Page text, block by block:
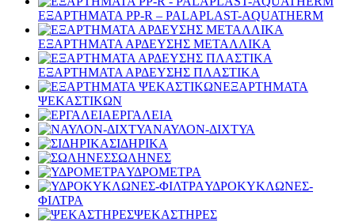
ΕΞΑΡΤΗΜΑΤΑ PP-R – PALAPLAST-AQUATHERM
ΕΞΑΡΤΗΜΑΤΑ ΑΡΔΕΥΣΗΣ ΜΕΤΑΛΛΙΚΑ
ΕΞΑΡΤΗΜΑΤΑ ΑΡΔΕΥΣΗΣ ΠΛΑΣΤΙΚΑ
ΕΞΑΡΤΗΜΑΤΑ
ΨΕΚΑΣΤΙΚΩΝ
ΕΡΓΑΛΕΙΑ
ΝΑΥΛΟΝ-ΔΙΧΤΥΑ
ΣΙΔΗΡΙΚΑ
ΣΩΛΗΝΕΣ
ΥΔΡΟΜΕΤΡΑ
ΥΔΡΟΚΥΚΛΩΝΕΣ-
ΦΙΛΤΡΑ
ΨΕΚΑΣΤΗΡΕΣ